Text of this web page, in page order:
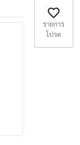
รายการ
โปรด